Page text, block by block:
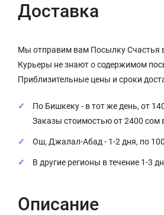
Доставка
Мы отправим вам Посылку Счастья
Курьеры не знают о содержимом
Приблизительные цены и сроки
По Бишкеку - в тот же день, от
Заказы стоимостью от 2400 сом
Ош, Джалал-Абад - 1-2 дня, по
В другие регионы в течение 1-3
Описание